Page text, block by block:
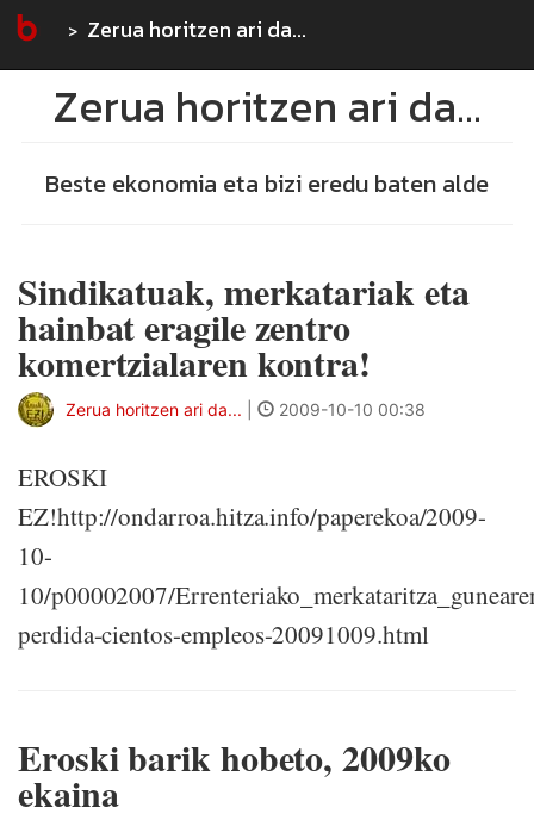
Zerua horitzen ari da...
Zerua horitzen ari da...
Beste ekonomia eta bizi eredu baten alde
Sindikatuak, merkatariak eta
hainbat eragile zentro
komertzialaren kontra!
Zerua horitzen ari da... 2009-10-10 00:38
EROSKI
EZ!http://ondarroa.hitza.info/paperekoa/2009-
10-
10/p00002007/
perdida-cientos-empleos-20091009.html
Eroski barik hobeto, 2009ko
ekaina